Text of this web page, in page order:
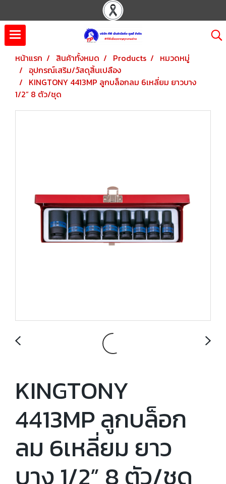
หน้าแรก สินค้าทั้งหมด Products
หมวดหมู่
อุปกรณ์เสริม/วัสดุสิ้นเปลือง
KINGTONY 4413MP ลูกบล็อกลม 6เหลี่ยม ยาวบาง
1/2” 8 ตัว/ชุด
KINGTONY
4413MP ลูกบล็อก
ลม 6เหลี่ยม ยาว
บาง 1/2” 8 ตัว/ชุด